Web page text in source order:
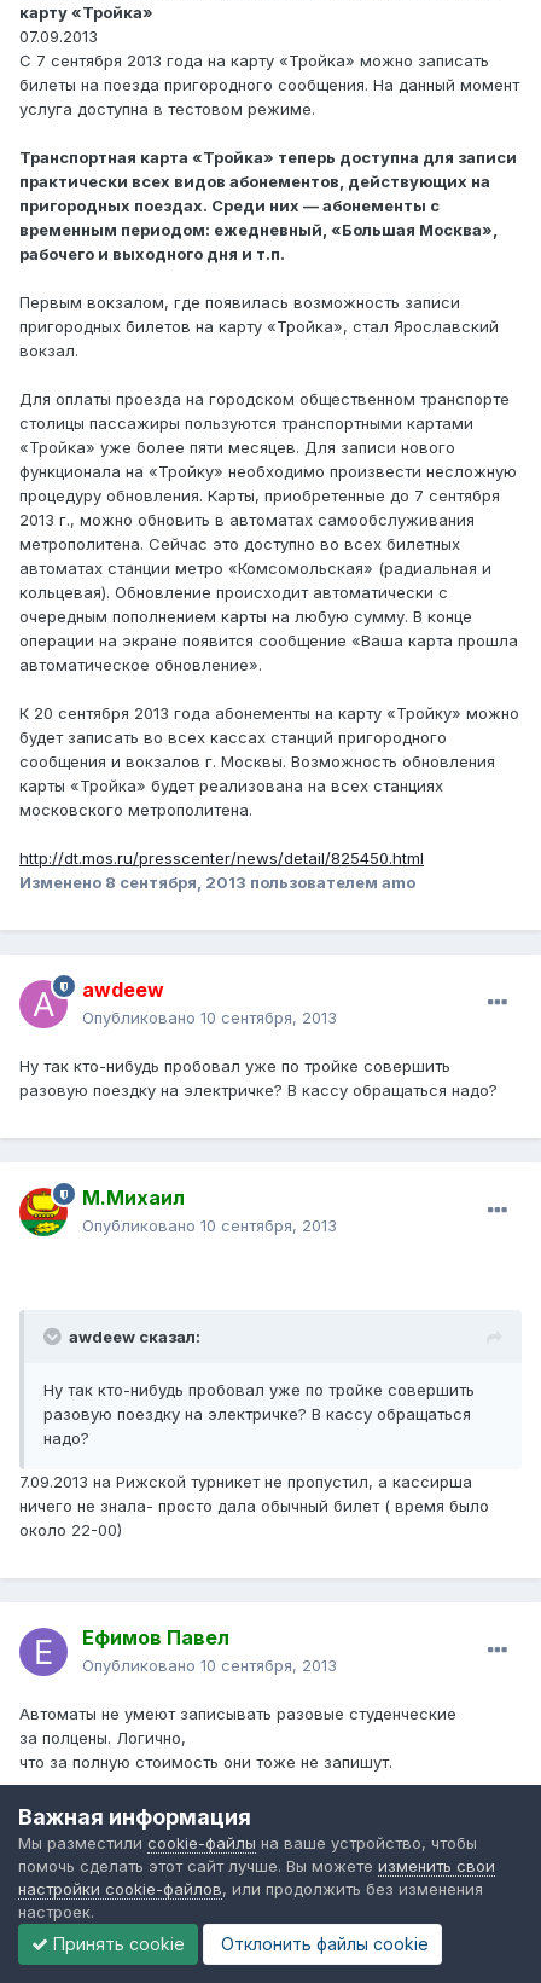
карту «Тройка»
07.09.2013
С 7 сентября 2013 года на карту «Тройка» можно записать
билеты на поезда пригородного сообщения. На данный момент
услуга доступна в тестовом режиме.
Транспортная карта «Тройка» теперь доступна для записи
практически всех видов абонементов, действующих на
пригородных поездах. Среди них — абонементы с
временным периодом: ежедневный, «Большая Москва»,
рабочего и выходного дня и т.п.
Первым вокзалом, где появилась возможность записи
пригородных билетов на карту «Тройка», стал Ярославский
вокзал.
Для оплаты проезда на городском общественном транспорте
столицы пассажиры пользуются транспортными картами
«Тройка» уже более пяти месяцев. Для записи нового
функционала на «Тройку» необходимо произвести несложную
процедуру обновления. Карты, приобретенные до 7 сентября
2013 г., можно обновить в автоматах самообслуживания
метрополитена. Сейчас это доступно во всех билетных
автоматах станции метро «Комсомольская» (радиальная и
кольцевая). Обновление происходит автоматически с
очередным пополнением карты на любую сумму. В конце
операции на экране появится сообщение «Ваша карта прошла
автоматическое обновление».
К 20 сентября 2013 года абонементы на карту «Тройку» можно
будет записать во всех кассах станций пригородного
сообщения и вокзалов г. Москвы. Возможность обновления
карты «Тройка» будет реализована на всех станциях
московского метрополитена.
http://dt.mos.ru/presscenter/news/detail/825450.html
Изменено 8 сентября, 2013 пользователем amo
awdeew
Опубликовано 10 сентября, 2013
Ну так кто-нибудь пробовал уже по тройке совершить
разовую поездку на электричке? В кассу обращаться надо?
М.Михаил
Опубликовано 10 сентября, 2013
awdeew сказал:
Ну так кто-нибудь пробовал уже по тройке совершить
разовую поездку на электричке? В кассу обращаться
надо?
7.09.2013 на Рижской турникет не пропустил, а кассирша
ничего не знала- просто дала обычный билет ( время было
около 22-00)
Ефимов Павел
Опубликовано 10 сентября, 2013
Автоматы не умеют записывать разовые студенческие
за полцены. Логично,
что за полную стоимость они тоже не запишут.
неспящий пассажир
Опубликовано10 сентября, 2013
Важная информация
Мы разместили cookie-файлы на ваше устройство, чтобы
помочь сделать этот сайт лучше. Вы можете изменить свои
настройки cookie-файлов, или продолжить без изменения
настроек.
Принять cookie Отклонить файлы сookie